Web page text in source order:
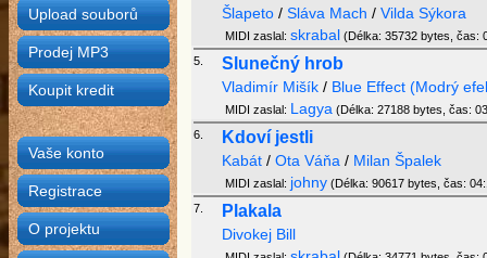
Upload souborů
Prodej MP3
Koupit kredit
Vaše konto
Registrace
O projektu
Šlapeto / Sláva Mach / Vilda Sýkora
MIDI zaslal: skrabal (Délka: 35732 bytes, čas:
5.
Slunečný hrob
Vladimír Mišík / Blue Effect (Modrý
MIDI zaslal: Lagya (Délka: 27188 bytes, čas:
6.
Kdoví jestli
Kabát / Ota Váňa / Milan Špalek
MIDI zaslal: johny (Délka: 90617 bytes, čas:
7.
Plakala
Divokej Bill